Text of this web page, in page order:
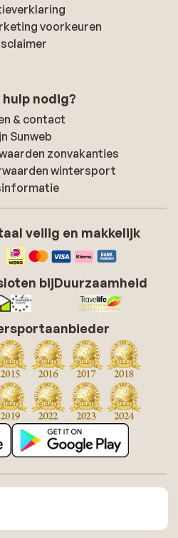
voorkeuren
hulp nodig?
& contact
Sunweb
zonvakanties
wintersport
veilig en makkelijk
bijDuurzaamheid
zonvakanties